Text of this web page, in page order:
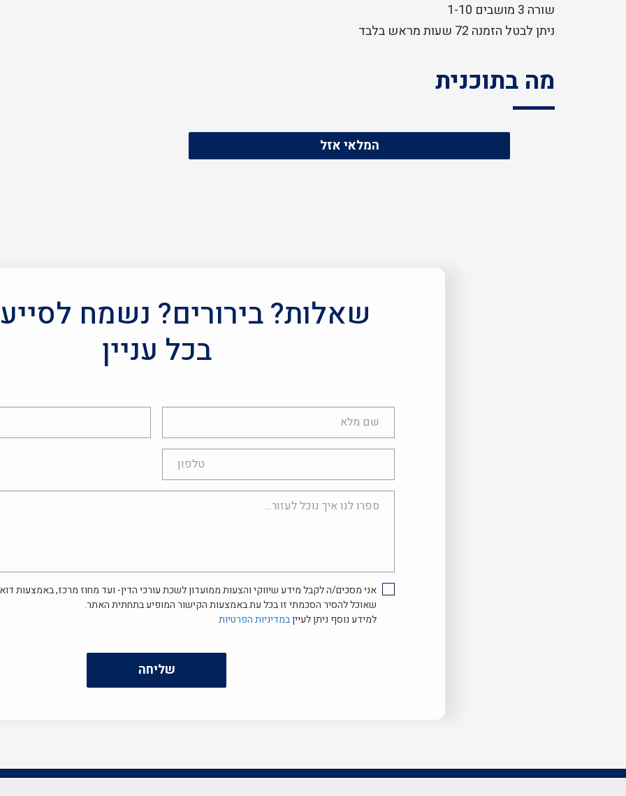
שורה 3 מושבים 1-10
ניתן לבטל הזמנה 72 שעות מראש בלבד
מה בתוכנית
המלאי אזל
שאלות? בירורים? נשמח
בכל עניין
שם
מלא
אימייל
טלפון
ספרו
אני מסכים/ה לקבל מידע שיווקי והצעות ממועדון לשכת עורכי הדין- ועד מחוז מרכז, באמצעות
שאוכל להסיר הסכמתי זו בכל עת באמצעות הקישור המופיע בתחתית האתר.
למידע נוסף ניתן לעייןבמדיניות הפרטיות
שליחה